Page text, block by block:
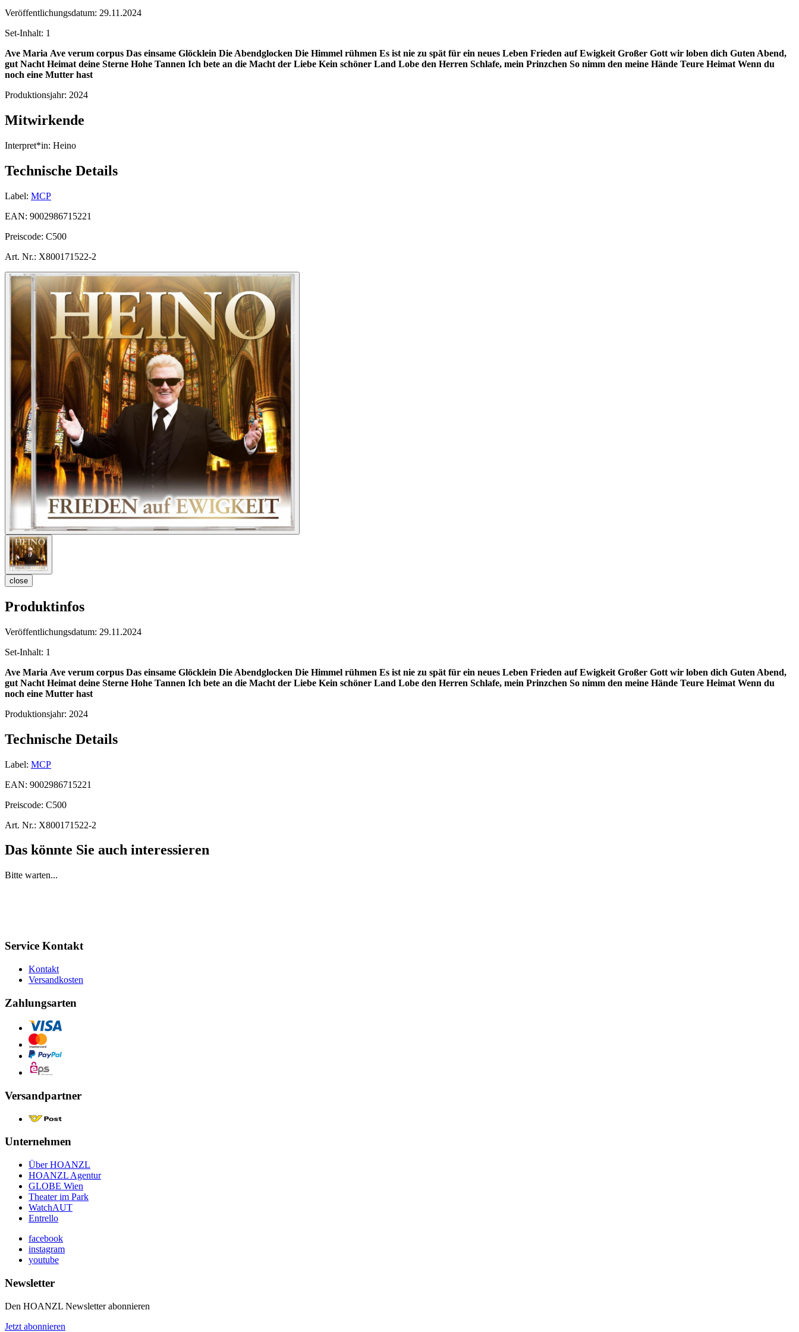
Veröffentlichungsdatum: 29.11.2024
Set-Inhalt: 1
Ave Maria Ave verum corpus Das einsame Glöcklein Die Abendglocken Die Himmel rühmen Es ist nie zu spät für ein neues Leben Frieden auf Ewigkeit Großer Gott wir loben dich Guten Abend,
gut Nacht Heimat deine Sterne Hohe Tannen Ich bete an die Macht der Liebe Kein schöner Land Lobe den Herren Schlafe, mein Prinzchen So nimm den meine Hände Teure Heimat Wenn du
noch eine Mutter hast
Produktionsjahr: 2024
Mitwirkende
Interpret*in: Heino
Technische Details
Label: MCP
EAN: 9002986715221
Preiscode: C500
Art. Nr.: X800171522-2
close
Produktinfos
Veröffentlichungsdatum: 29.11.2024
Set-Inhalt: 1
Ave Maria Ave verum corpus Das einsame Glöcklein Die Abendglocken Die Himmel rühmen Es ist nie zu spät für ein neues Leben Frieden auf Ewigkeit Großer Gott wir loben dich Guten Abend,
gut Nacht Heimat deine Sterne Hohe Tannen Ich bete an die Macht der Liebe Kein schöner Land Lobe den Herren Schlafe, mein Prinzchen So nimm den meine Hände Teure Heimat Wenn du
noch eine Mutter hast
Produktionsjahr: 2024
Technische Details
Label: MCP
EAN: 9002986715221
Preiscode: C500
Art. Nr.: X800171522-2
Das könnte Sie auch interessieren
Bitte warten...
Service Kontakt
Kontakt
Versandkosten
Zahlungsarten
Versandpartner
Unternehmen
Über HOANZL
HOANZL Agentur
GLOBE Wien
Theater im Park
WatchAUT
Entrello
facebook
instagram
youtube
Newsletter
Den HOANZL Newsletter abonnieren
Jetzt abonnieren